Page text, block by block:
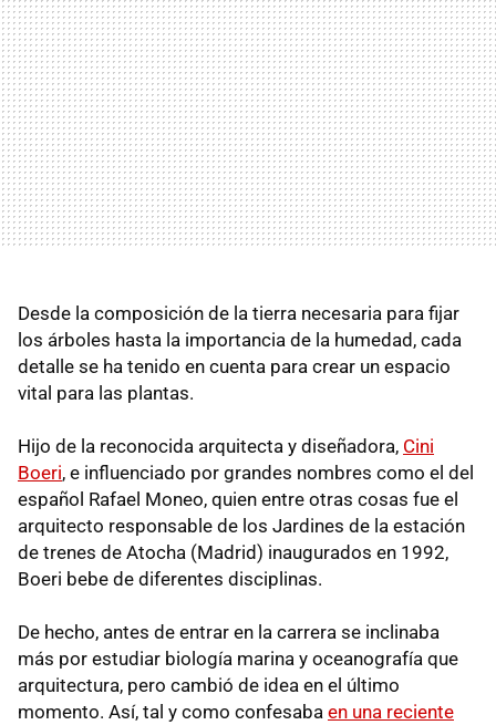
Desde la composición de la tierra necesaria para fijar
los árboles hasta la importancia de la humedad, cada
detalle se ha tenido en cuenta para crear un espacio
vital para las plantas.
Hijo de la reconocida arquitecta y diseñadora, Cini
Boeri, e influenciado por grandes nombres como el del
español Rafael Moneo, quien entre otras cosas fue el
arquitecto responsable de los Jardines de la estación
de trenes de Atocha (Madrid) inaugurados en 1992,
Boeri bebe de diferentes disciplinas.
De hecho, antes de entrar en la carrera se inclinaba
más por estudiar biología marina y oceanografía que
arquitectura, pero cambió de idea en el último
momento. Así, tal y como confesaba en una reciente